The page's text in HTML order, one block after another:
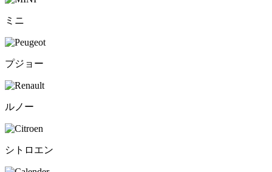
ミニ
プジョー
ルノー
シトロエン